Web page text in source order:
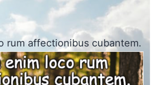
rum affectionibus cubantem.